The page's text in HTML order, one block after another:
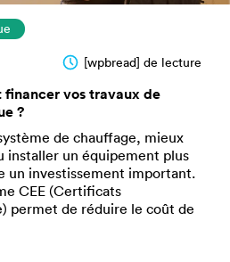
[wpbread] de lecture
financer vos travaux de
?
de chauffage, mieux
installer un équipement plus
un investissement important.
CEE (Certificats
permet de réduire le coût de